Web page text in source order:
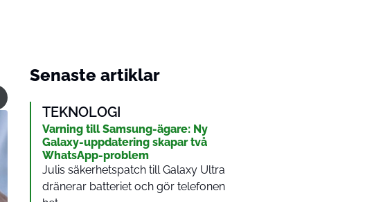
Senaste artiklar
TEKNOLOGI
Varning till Samsung-ägare: Ny
Galaxy-uppdatering skapar två
WhatsApp-problem
Julis säkerhetspatch till Galaxy Ultra
dränerar batteriet och gör telefonen